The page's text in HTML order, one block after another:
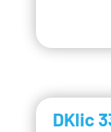
DKlic